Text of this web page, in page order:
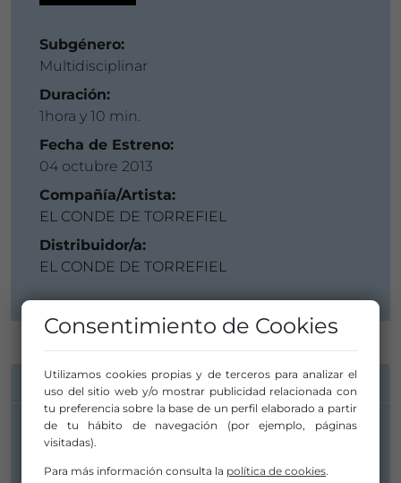
Subgénero:
Multidisciplinar
Duración:
1hora y 10 min.
Fecha de Estreno:
04 octubre 2013
Compañía/Artista:
EL CONDE DE TORREFIEL
Distribuidor/a:
EL CONDE DE TORREFIEL
INFORMACIÓN DE CONTACTO
Compañía/Artista:
EL CONDE DE TORREFIEL
Consentimiento de Cookies
Utilizamos cookies propias y de terceros para analizar el
uso del sitio web y/o mostrar publicidad relacionada con
tu preferencia sobre la base de un perfil elaborado a partir
de tu hábito de navegación (por ejemplo, páginas
visitadas).
Para más información consulta la política de cookies.